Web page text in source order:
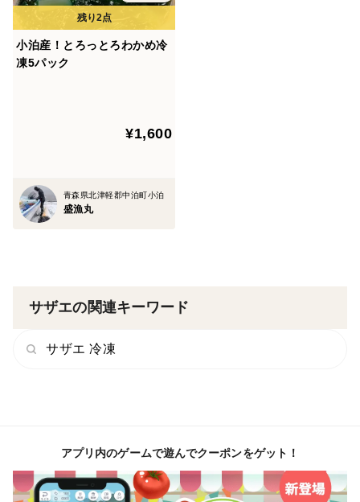
小泊産！とろっとろわかめ冷
凍5パック
¥1,600
青森県北津軽郡中泊町小泊
盛漁丸
サザエの関連キーワード
サザエ 冷凍
アプリ内のゲームで遊んでクーポンをゲット！